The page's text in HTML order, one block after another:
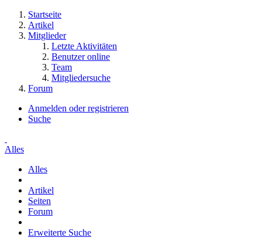
Startseite
Artikel
Mitglieder
Letzte Aktivitäten
Benutzer online
Team
Mitgliedersuche
Forum
Anmelden oder registrieren
Suche
Alles
Alles
Artikel
Seiten
Forum
Erweiterte Suche